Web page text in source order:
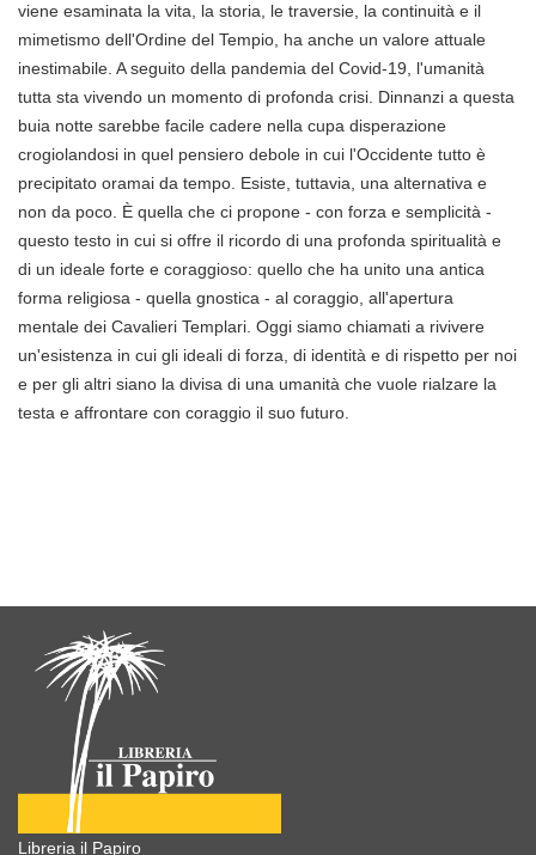
viene esaminata la vita, la storia, le traversie, la continuità e il
mimetismo dell'Ordine del Tempio, ha anche un valore attuale
inestimabile. A seguito della pandemia del Covid-19, l'umanità
tutta sta vivendo un momento di profonda crisi. Dinnanzi a questa
buia notte sarebbe facile cadere nella cupa disperazione
crogiolandosi in quel pensiero debole in cui l'Occidente tutto è
precipitato oramai da tempo. Esiste, tuttavia, una alternativa e
non da poco. È quella che ci propone - con forza e semplicità -
questo testo in cui si offre il ricordo di una profonda spiritualità e
di un ideale forte e coraggioso: quello che ha unito una antica
forma religiosa - quella gnostica - al coraggio, all'apertura
mentale dei Cavalieri Templari. Oggi siamo chiamati a rivivere
un'esistenza in cui gli ideali di forza, di identità e di rispetto per noi
e per gli altri siano la divisa di una umanità che vuole rialzare la
testa e affrontare con coraggio il suo futuro.
Libreria il Papiro